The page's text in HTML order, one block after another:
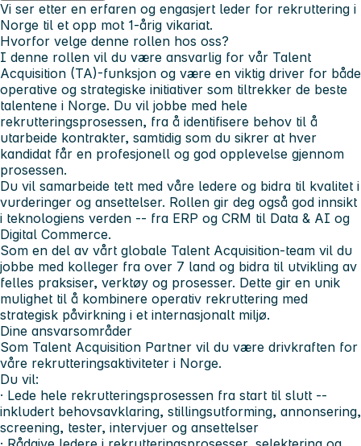
Vi ser etter en erfaren og engasjert leder for rekruttering i
Norge til et opp mot 1-årig vikariat.
Hvorfor velge denne rollen hos oss?
I denne rollen vil du være ansvarlig for vår Talent
Acquisition (TA)-funksjon og være en viktig driver for både
operative og strategiske initiativer som tiltrekker de beste
talentene i Norge. Du vil jobbe med hele
rekrutteringsprosessen, fra å identifisere behov til å
utarbeide kontrakter, samtidig som du sikrer at hver
kandidat får en profesjonell og god opplevelse gjennom
prosessen.
Du vil samarbeide tett med våre ledere og bidra til kvalitet i
vurderinger og ansettelser. Rollen gir deg også god innsikt
i teknologiens verden -- fra ERP og CRM til Data & AI og
Digital Commerce.
Som en del av vårt globale Talent Acquisition-team vil du
jobbe med kolleger fra over 7 land og bidra til utvikling av
felles praksiser, verktøy og prosesser. Dette gir en unik
mulighet til å kombinere operativ rekruttering med
strategisk påvirkning i et internasjonalt miljø.
Dine ansvarsområder
Som Talent Acquisition Partner vil du være drivkraften for
våre rekrutteringsaktiviteter i Norge.
Du vil:
· Lede hele rekrutteringsprosessen fra start til slutt --
inkludert behovsavklaring, stillingsutforming, annonsering,
screening, tester, intervjuer og ansettelser